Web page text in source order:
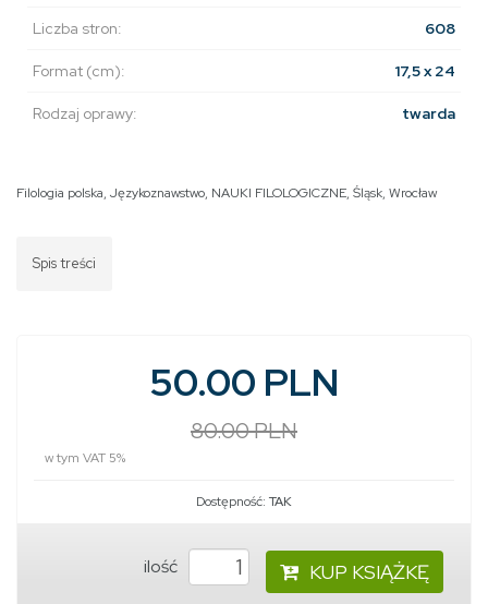
Liczba stron: 608
Format (cm): 17,5 x 24
Rodzaj oprawy: twarda
Filologia polska, Językoznawstwo, NAUKI FILOLOGICZNE, Śląsk, Wrocław
Spis treści
50.00 PLN
80.00 PLN
w tym VAT 5%
Dostępność: TAK
ilość KUP KSIĄŻKĘ